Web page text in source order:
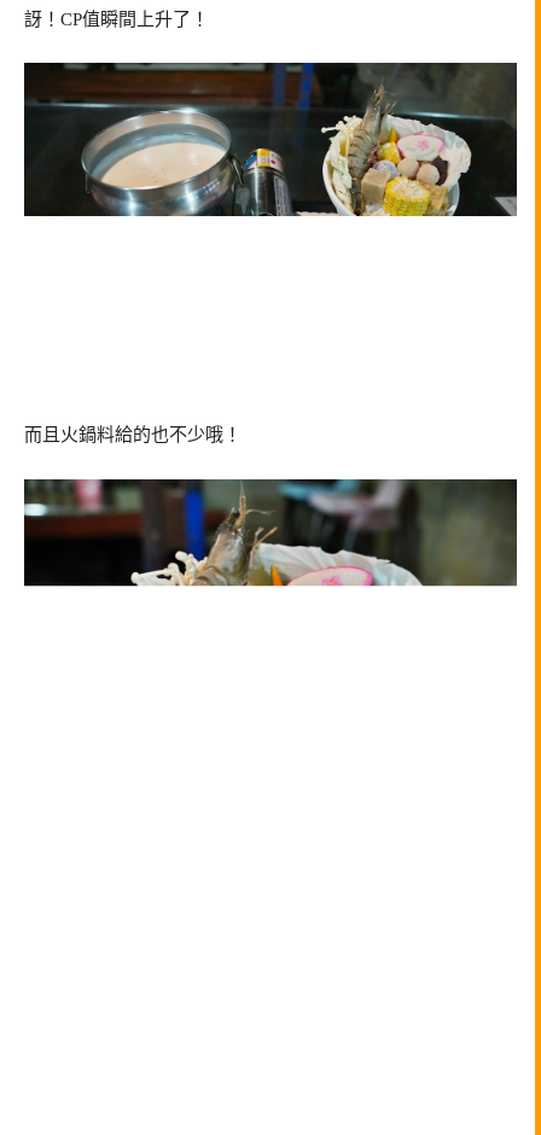
訝！CP值瞬間上升了！
而且火鍋料給的也不少哦！